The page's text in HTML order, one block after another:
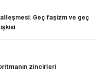
Geç faşizm ve geç
zincirleri